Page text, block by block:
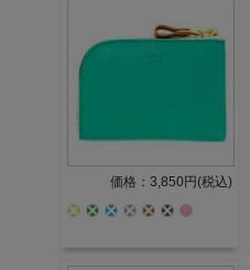
価格：3,850円(税込)